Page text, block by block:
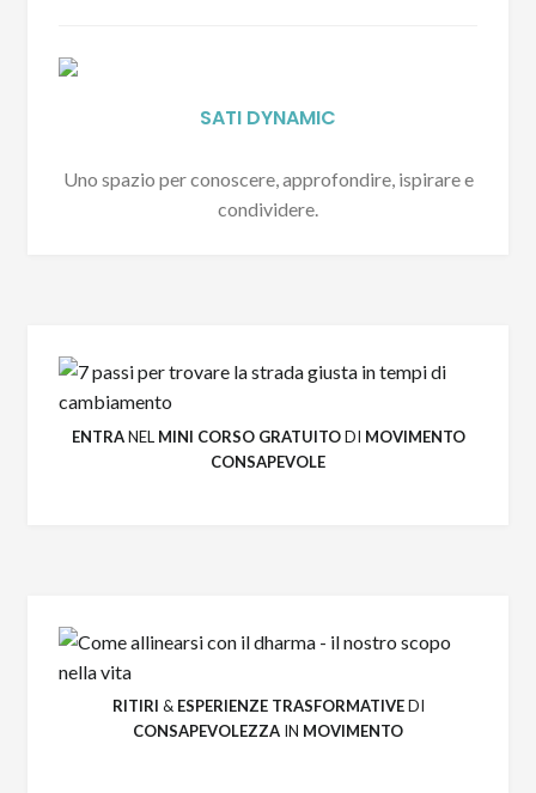
SATI DYNAMIC
Uno spazio per conoscere, approfondire, ispirare e
condividere.
ENTRANELMINI CORSO GRATUITODI MOVIMENTO
CONSAPEVOLE
RITIRI & ESPERIENZE TRASFORMATIVEDI
CONSAPEVOLEZZA IN MOVIMENTO